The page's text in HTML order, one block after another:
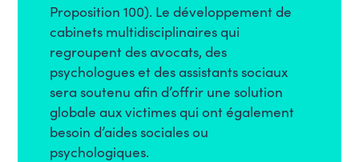
Proposition 100). Le développement de
cabinets multidisciplinaires qui
regroupent des avocats, des
psychologues et des assistants sociaux
sera soutenu afin d’offrir une solution
globale aux victimes qui ont également
besoin d’aides sociales ou
psychologiques.